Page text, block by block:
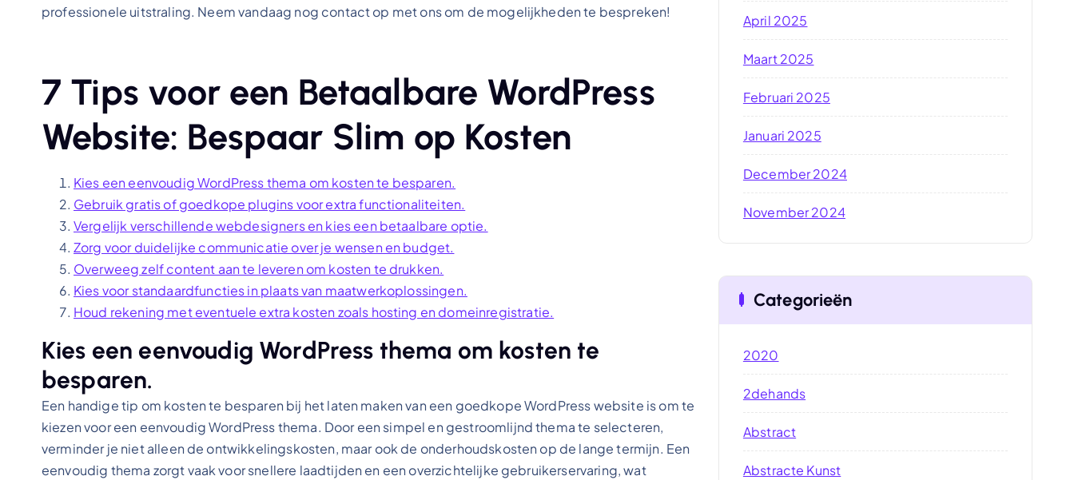
professionele uitstraling. Neem vandaag nog contact op met ons om de mogelijkheden te bespreken!
7 Tips voor een Betaalbare WordPress
Website: Bespaar Slim op Kosten
Kies een eenvoudig WordPress thema om kosten te besparen.
Gebruik gratis of goedkope plugins voor extra functionaliteiten.
Vergelijk verschillende webdesigners en kies een betaalbare optie.
Zorg voor duidelijke communicatie over je wensen en budget.
Overweeg zelf content aan te leveren om kosten te drukken.
Kies voor standaardfuncties in plaats van maatwerkoplossingen.
Houd rekening met eventuele extra kosten zoals hosting en domeinregistratie.
Kies een eenvoudig WordPress thema om kosten te
besparen.
Een handige tip om kosten te besparen bij het laten maken van een goedkope WordPress website is om te
kiezen voor een eenvoudig WordPress thema. Door een simpel en gestroomlijnd thema te selecteren,
verminder je niet alleen de ontwikkelingskosten, maar ook de onderhoudskosten op de lange termijn. Een
eenvoudig thema zorgt vaak voor snellere laadtijden en een overzichtelijke gebruikerservaring, wat
April 2025
Maart 2025
Februari 2025
Januari 2025
December 2024
November 2024
Categorieën
2020
2dehands
Abstract
Abstracte Kunst